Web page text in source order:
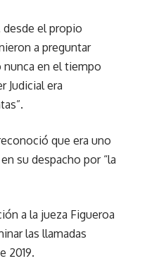
desde el propio
a preguntar
nunca en el tiempo
Judicial era
que era uno
su despacho por “la
a la jueza Figueroa
las llamadas
2019.